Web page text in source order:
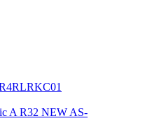
A R32 NEW AS-